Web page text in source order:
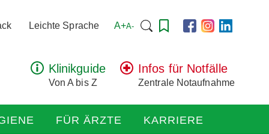
Leichte Sprache A+A- Suchen
Klinikguide
Von A bis Z
Infos für Notfälle
Zentrale Notaufnahme
FÜR ÄRZTE KARRIERE